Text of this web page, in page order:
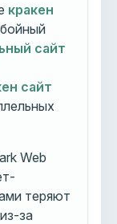
кракен
сайт
сайт
Web
теряют
за